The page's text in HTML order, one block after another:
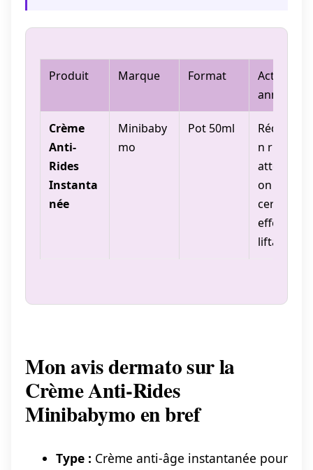
Produit Marque Format
Action
annoncée
Crème
Anti-
Rides
Instanta
née
Minibaby
mo
Pot 50ml
Réductio
n rides,
atténuati
on
cernes,
effet
liftant
Mon avis dermato sur la
Crème Anti-Rides
Minibabymo en bref
Type : Crème anti-âge instantanée pour